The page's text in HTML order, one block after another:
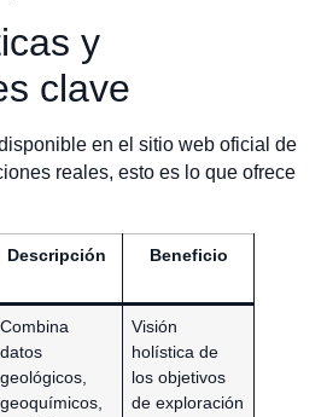
y
clave
en el sitio web oficial de
reales, esto es lo que ofrece
Descripción Beneficio
Combina
datos
geológicos,
geoquímicos,
Visión
holística de
los objetivos
de exploración